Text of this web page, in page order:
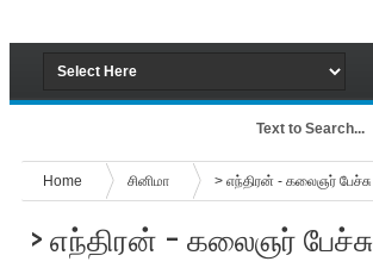
Home சினிமா > எந்திரன் - கலைஞர் பேச்சு
> எந்திரன் - கலைஞர் பேச்சு